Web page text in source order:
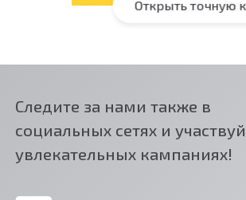
Открыть точную
Следите за нами также в
социальных сетях и
увлекательных кампаниях!